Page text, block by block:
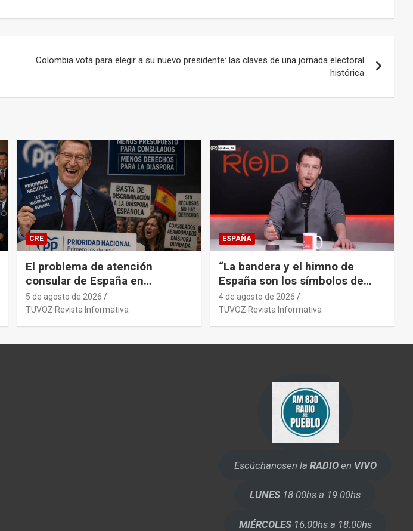
Colombia vota para elegir a su nuevo presidente: las claves de una jornada electoral
histórica
CRE
El problema de atención
consular de España en
Argentina es un colapso
administrativo histórico y
sistémico provocado por el PP
5 de agosto de 2026
TUVOZ Revista Informativa
ESPAÑA
“La bandera y el himno de
España son los símbolos de
quienes ganaron la guerra”
4 de agosto de 2026
TUVOZ Revista Informativa
Escúchanosen la RADIOen VIVO
LUNES 18:00hs a 19:00hs
MIÉRCOLES16:00hs a 18:00hs